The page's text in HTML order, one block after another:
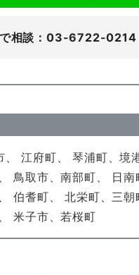
相談：03-6722-0214
、 江府町、 琴浦町、境
鳥取市、南部町、 日南
伯耆町、 北栄町、三朝
米子市、若桜町